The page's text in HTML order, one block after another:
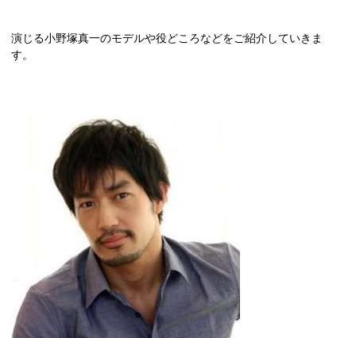
演じる小野塚真一のモデルや役どころなどをご紹介していきま
す。